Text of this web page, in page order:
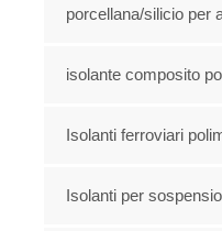
porcellana/silicio per
isolante composito
Isolanti ferroviari
Isolanti per